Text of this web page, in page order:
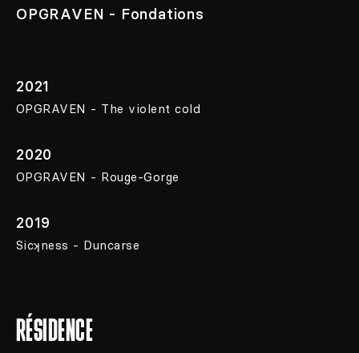
OPGRAVEN - Fondations
2021
OPGRAVEN - The violent cold
2020
OPGRAVEN - Rouge-Gorge
2019
Sicʞness - Duncarse
RÉSIDENCE